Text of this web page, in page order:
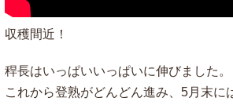
収穫間近！
稈長はいっぱいいっぱいに伸びました。
これから登熟がどんどん進み、5月末に